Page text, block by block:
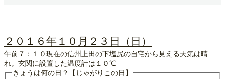
２０１６年１０月２３日（日）
午前７：１０現在の信州上田の下塩尻の自宅から見える天気は晴
れ。玄関に設置した温度計は１０℃
きょうは何の日？【じゃがりこの日】